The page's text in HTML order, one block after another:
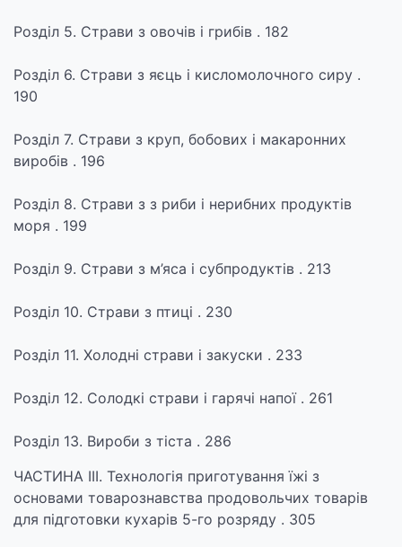
Розділ 5. Страви з овочів і грибів . 182
Розділ 6. Страви з яєць і кисломолочного сиру .
190
Розділ 7. Страви з круп, бобових і макаронних
виробів . 196
Розділ 8. Страви з з риби і нерибних продуктів
моря . 199
Розділ 9. Страви з м’яса і субпродуктів . 213
Розділ 10. Страви з птиці . 230
Розділ 11. Холодні страви і закуски . 233
Розділ 12. Солодкі страви і гарячі напої . 261
Розділ 13. Вироби з тіста . 286
ЧАСТИНА ІІІ. Технологія приготування їжі з
основами товарознавства продовольчих товарів
для підготовки кухарів 5-го розряду . 305